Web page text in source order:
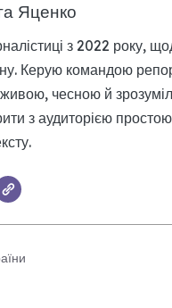
Яценко
з 2022 року,
Керую командою
чесною й
з аудиторією